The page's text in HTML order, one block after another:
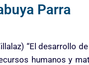
Parra
“El desarrollo
humanos y